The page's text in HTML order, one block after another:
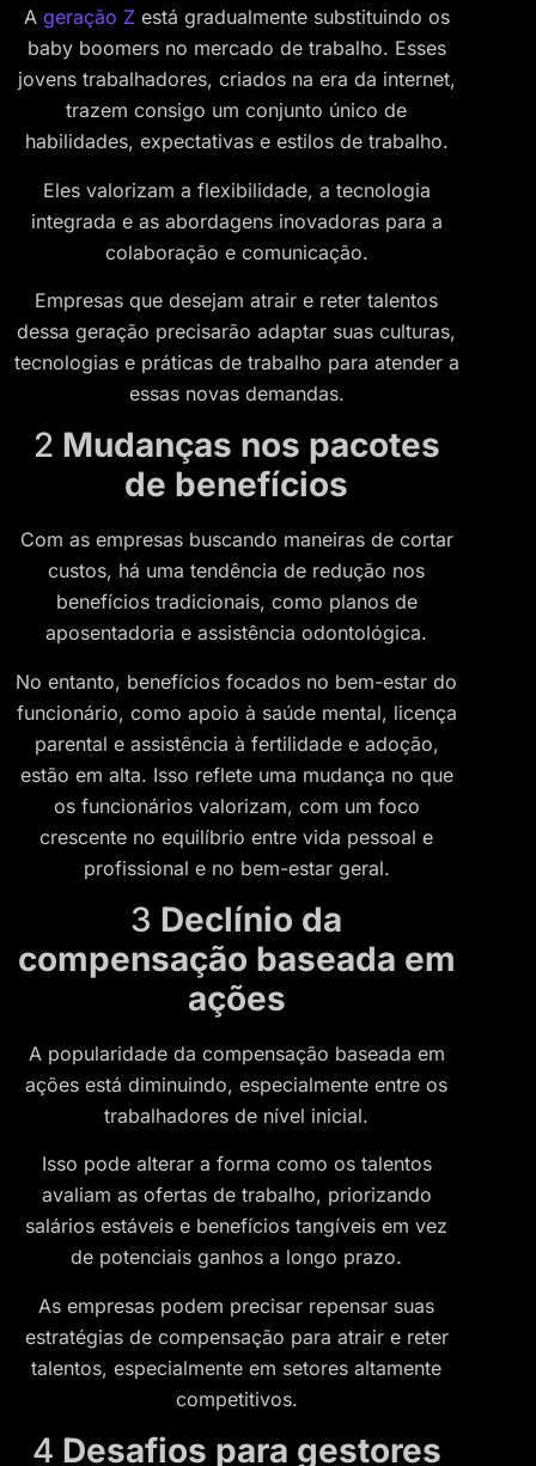
A geração Zestá gradualmente substituindo os
baby boomers no mercado de trabalho. Esses
jovens trabalhadores, criados na era da internet,
trazem consigo um conjunto único de
habilidades, expectativas e estilos de trabalho.
Eles valorizam a flexibilidade, a tecnologia
integrada e as abordagens inovadoras para a
colaboração e comunicação.
Empresas que desejam atrair e reter talentos
dessa geração precisarão adaptar suas culturas,
tecnologias e práticas de trabalho para atender a
essas novas demandas.
2 Mudanças nos pacotes
de benefícios
Com as empresas buscando maneiras de cortar
custos, há uma tendência de redução nos
benefícios tradicionais, como planos de
aposentadoria e assistência odontológica.
No entanto, benefícios focados no bem-estar do
funcionário, como apoio à saúde mental, licença
parental e assistência à fertilidade e adoção,
estão em alta. Isso reflete uma mudança no que
os funcionários valorizam, com um foco
crescente no equilíbrio entre vida pessoal e
profissional e no bem-estar geral.
3 Declínio da
compensação baseada em
ações
A popularidade da compensação baseada em
ações está diminuindo, especialmente entre os
trabalhadores de nível inicial.
Isso pode alterar a forma como os talentos
avaliam as ofertas de trabalho, priorizando
salários estáveis e benefícios tangíveis em vez
de potenciais ganhos a longo prazo.
As empresas podem precisar repensar suas
estratégias de compensação para atrair e reter
talentos, especialmente em setores altamente
competitivos.
4 Desafios para gestores